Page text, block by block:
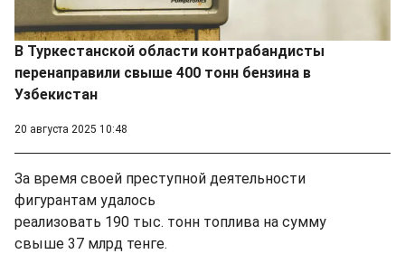
В Туркестанской области контрабандисты
перенаправили свыше 400 тонн бензина в
Узбекистан
20 августа 2025 10:48
За время своей преступной деятельности
фигурантам удалось
реализовать 190 тыс. тонн топлива на сумму
свыше 37 млрд тенге.